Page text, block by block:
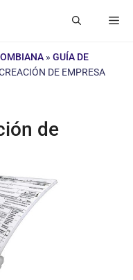
» GUÍA DE
DE EMPRESA
de